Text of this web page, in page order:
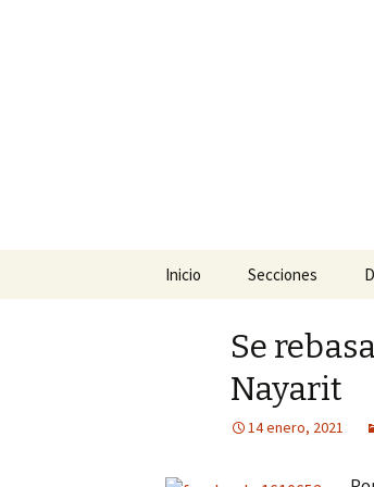
Inicio Secciones
Policiaca
Sociedad
Se
Nayarit
14 enero, 2021